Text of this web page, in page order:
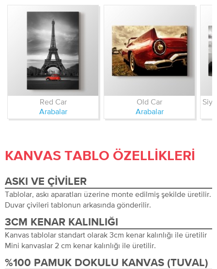
Red Car
Arabalar
Old Car
Arabalar
KANVAS TABLO ÖZELLIKLERI
ASKI VE ÇIVILER
Tablolar, askı aparatları üzerine monte edilmiş şekilde üretilir.
Duvar çivileri tablonun arkasında gönderilir.
3CM KENAR KALINLIĞI
Kanvas tablolar standart olarak 3cm kenar kalınlığı ile üretilir
Mini kanvaslar 2 cm kenar kalınlığı ile üretilir.
%100 PAMUK DOKULU KANVAS (TUVAL)